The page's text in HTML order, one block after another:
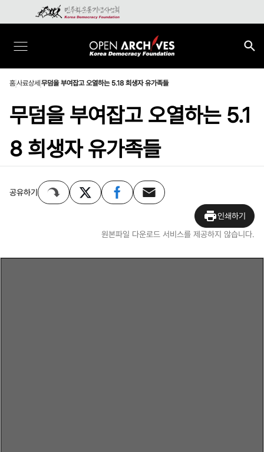
홈사료상세 무덤을 부여잡고 오열하는 5.18 희생자 유가족들
무덤을 부여잡고 오열하는 5.1
8 희생자 유가족들
공유하기
인쇄하기
원본파일 다운로드 서비스를 제공하지 않습니다.